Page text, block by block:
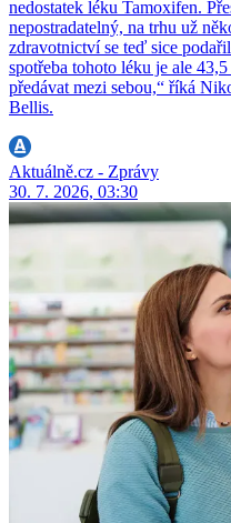
nedostatek léku Tamoxifen.
nepostradatelný, na trhu už
zdravotnictví se teď sice
spotřeba tohoto léku je ale
předávat mezi sebou,“ říká
Bellis.
Aktuálně.cz - Zprávy
30. 7. 2026, 03:30